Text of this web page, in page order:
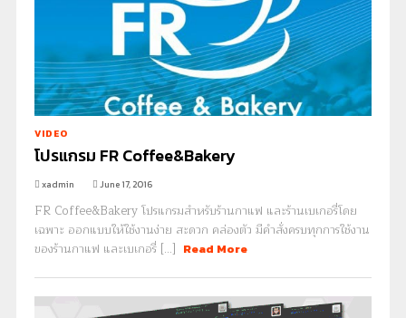
VIDEO
โปรแกรม FR Coffee&Bakery
xadmin June 17, 2016
FR Coffee&Bakery โปรแกรมสำหรับร้านกาแฟ และร้านเบเกอรี่โดย
เฉพาะ ออกแบบให้ใช้งานง่าย สะดวก คล่องตัว มีคำสั่งครบทุกการใช้งาน
ของร้านกาแฟ และเบเกอรี่ [...] Read More